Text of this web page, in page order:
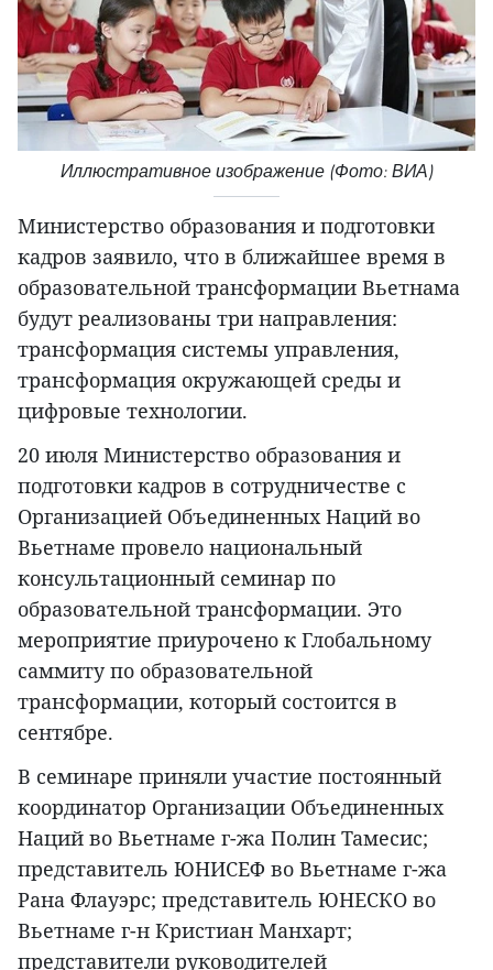
Иллюстративное изображение (Фото: ВИА)
Министерство образования и подготовки
кадров заявило, что в ближайшее время в
образовательной трансформации Вьетнама
будут реализованы три направления:
трансформация системы управления,
трансформация окружающей среды и
цифровые технологии.
20 июля Министерство образования и
подготовки кадров в сотрудничестве с
Организацией Объединенных Наций во
Вьетнаме провело национальный
консультационный семинар по
образовательной трансформации. Это
мероприятие приурочено к Глобальному
саммиту по образовательной
трансформации, который состоится в
сентябре.
В семинаре приняли участие постоянный
координатор Организации Объединенных
Наций во Вьетнаме г-жа Полин Тамесис;
представитель ЮНИСЕФ во Вьетнаме г-жа
Рана Флауэрс; представитель ЮНЕСКО во
Вьетнаме г-н Кристиан Манхарт;
представители руководителей